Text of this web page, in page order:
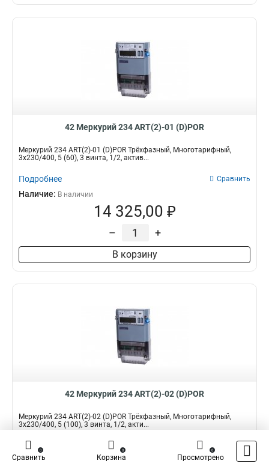
42 Меркурий 234 ART(2)-01 (D)POR
Меркурий 234 ART(2)-01 (D)POR Трёхфазный, Многотарифный,
3x230/400, 5 (60), 3 винта, 1/2, актив...
Подробнее Сравнить
Наличие: В наличии
14 325,00 ₽
– +
В корзину
42 Меркурий 234 ART(2)-02 (D)POR
Меркурий 234 ART(2)-02 (D)POR Трёхфазный, Многотарифный,
3x230/400, 5 (100), 3 винта, 1/2, акти...
Подробнее Сравнить
Наличие:
Сравнить
0
Корзина
0
Просмотрено
0